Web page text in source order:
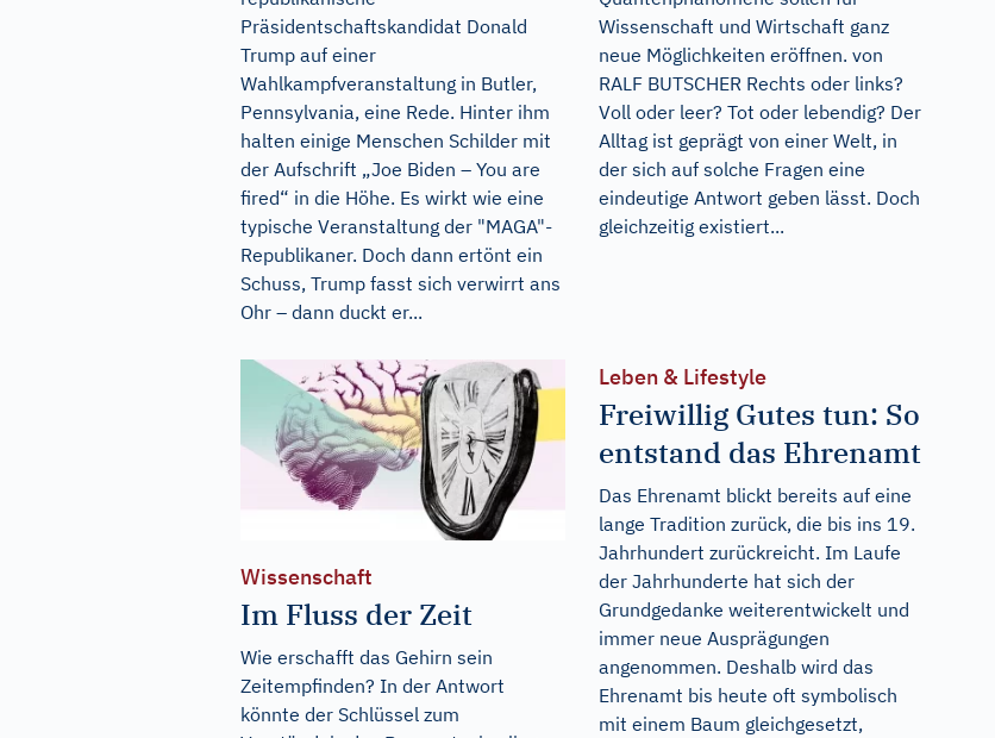
Präsidentschaftskandidat Donald
Trump auf einer
Wahlkampfveranstaltung in Butler,
Pennsylvania, eine Rede. Hinter ihm
halten einige Menschen Schilder mit
der Aufschrift „Joe Biden – You are
fired“ in die Höhe. Es wirkt wie eine
typische Veranstaltung der "MAGA"-
Republikaner. Doch dann ertönt ein
Schuss, Trump fasst sich verwirrt ans
Ohr – dann duckt er...
Wissenschaft und Wirtschaft ganz
neue Möglichkeiten eröffnen. von
RALF BUTSCHER Rechts oder links?
Voll oder leer? Tot oder lebendig? Der
Alltag ist geprägt von einer Welt, in
der sich auf solche Fragen eine
eindeutige Antwort geben lässt. Doch
gleichzeitig existiert...
Wissenschaft
Im Fluss der Zeit
Wie erschafft das Gehirn sein
Zeitempfinden? In der Antwort
könnte der Schlüssel zum
Leben & Lifestyle
Freiwillig Gutes tun: So
entstand das Ehrenamt
Das Ehrenamt blickt bereits auf eine
lange Tradition zurück, die bis ins 19.
Jahrhundert zurückreicht. Im Laufe
der Jahrhunderte hat sich der
Grundgedanke weiterentwickelt und
immer neue Ausprägungen
angenommen. Deshalb wird das
Ehrenamt bis heute oft symbolisch
mit einem Baum gleichgesetzt,